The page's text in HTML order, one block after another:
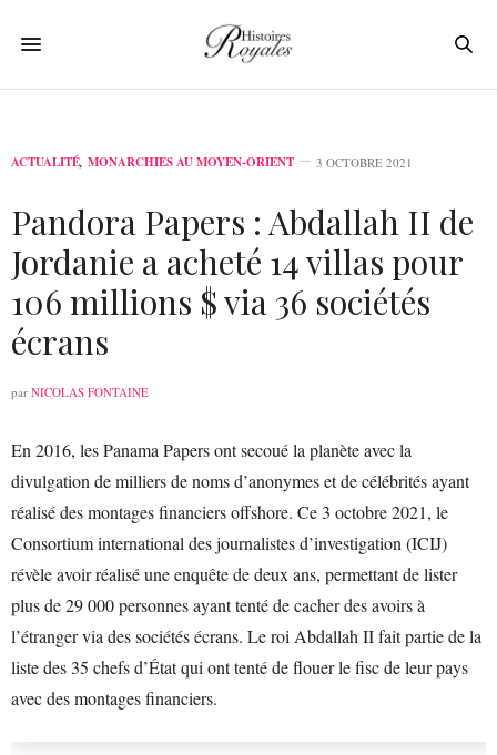
ACTUALITÉ, MONARCHIES AU MOYEN-ORIENT 3 OCTOBRE 2021
Pandora Papers : Abdallah II de
Jordanie a acheté 14 villas pour
106 millions $ via 36 sociétés
écrans
par NICOLAS FONTAINE
En 2016, les Panama Papers ont secoué la planète avec la
divulgation de milliers de noms d’anonymes et de célébrités ayant
réalisé des montages financiers offshore. Ce 3 octobre 2021, le
Consortium international des journalistes d’investigation (ICIJ)
révèle avoir réalisé une enquête de deux ans, permettant de lister
plus de 29 000 personnes ayant tenté de cacher des avoirs à
l’étranger via des sociétés écrans. Le roi Abdallah II fait partie de la
liste des 35 chefs d’État qui ont tenté de flouer le fisc de leur pays
avec des montages financiers.